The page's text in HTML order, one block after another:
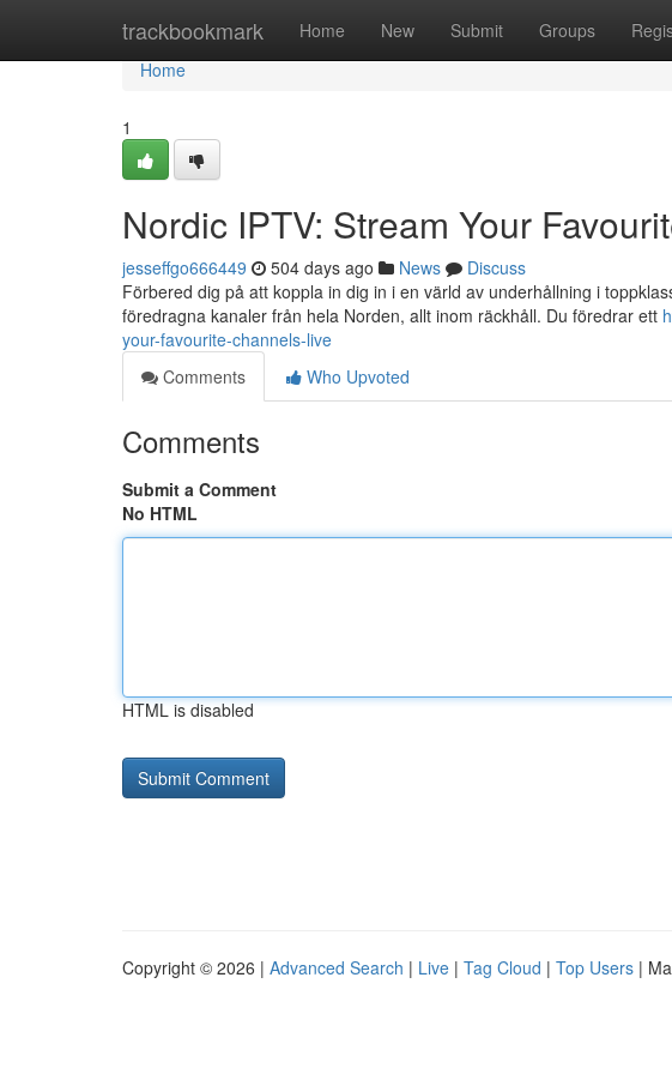
trackbookmark Home New Submit Groups
Home
Home
1
Nordic IPTV: Stream Your
jesseffgo666449 504 days ago News
Discuss
Förbered dig på att koppla in dig in i en värld av underhållning i
föredragna kanaler från hela Norden, allt inom räckhåll. Du föredrar ett
your-favourite-channels-live
Comments
Who Upvoted
Comments
Submit a Comment
No HTML
HTML is disabled
Copyright © 2026 | Advanced Search | Live | Tag Cloud | Top Users |